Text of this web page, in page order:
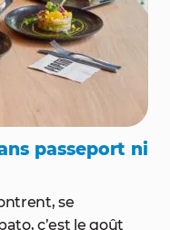
passeport ni
se
c’est le goût